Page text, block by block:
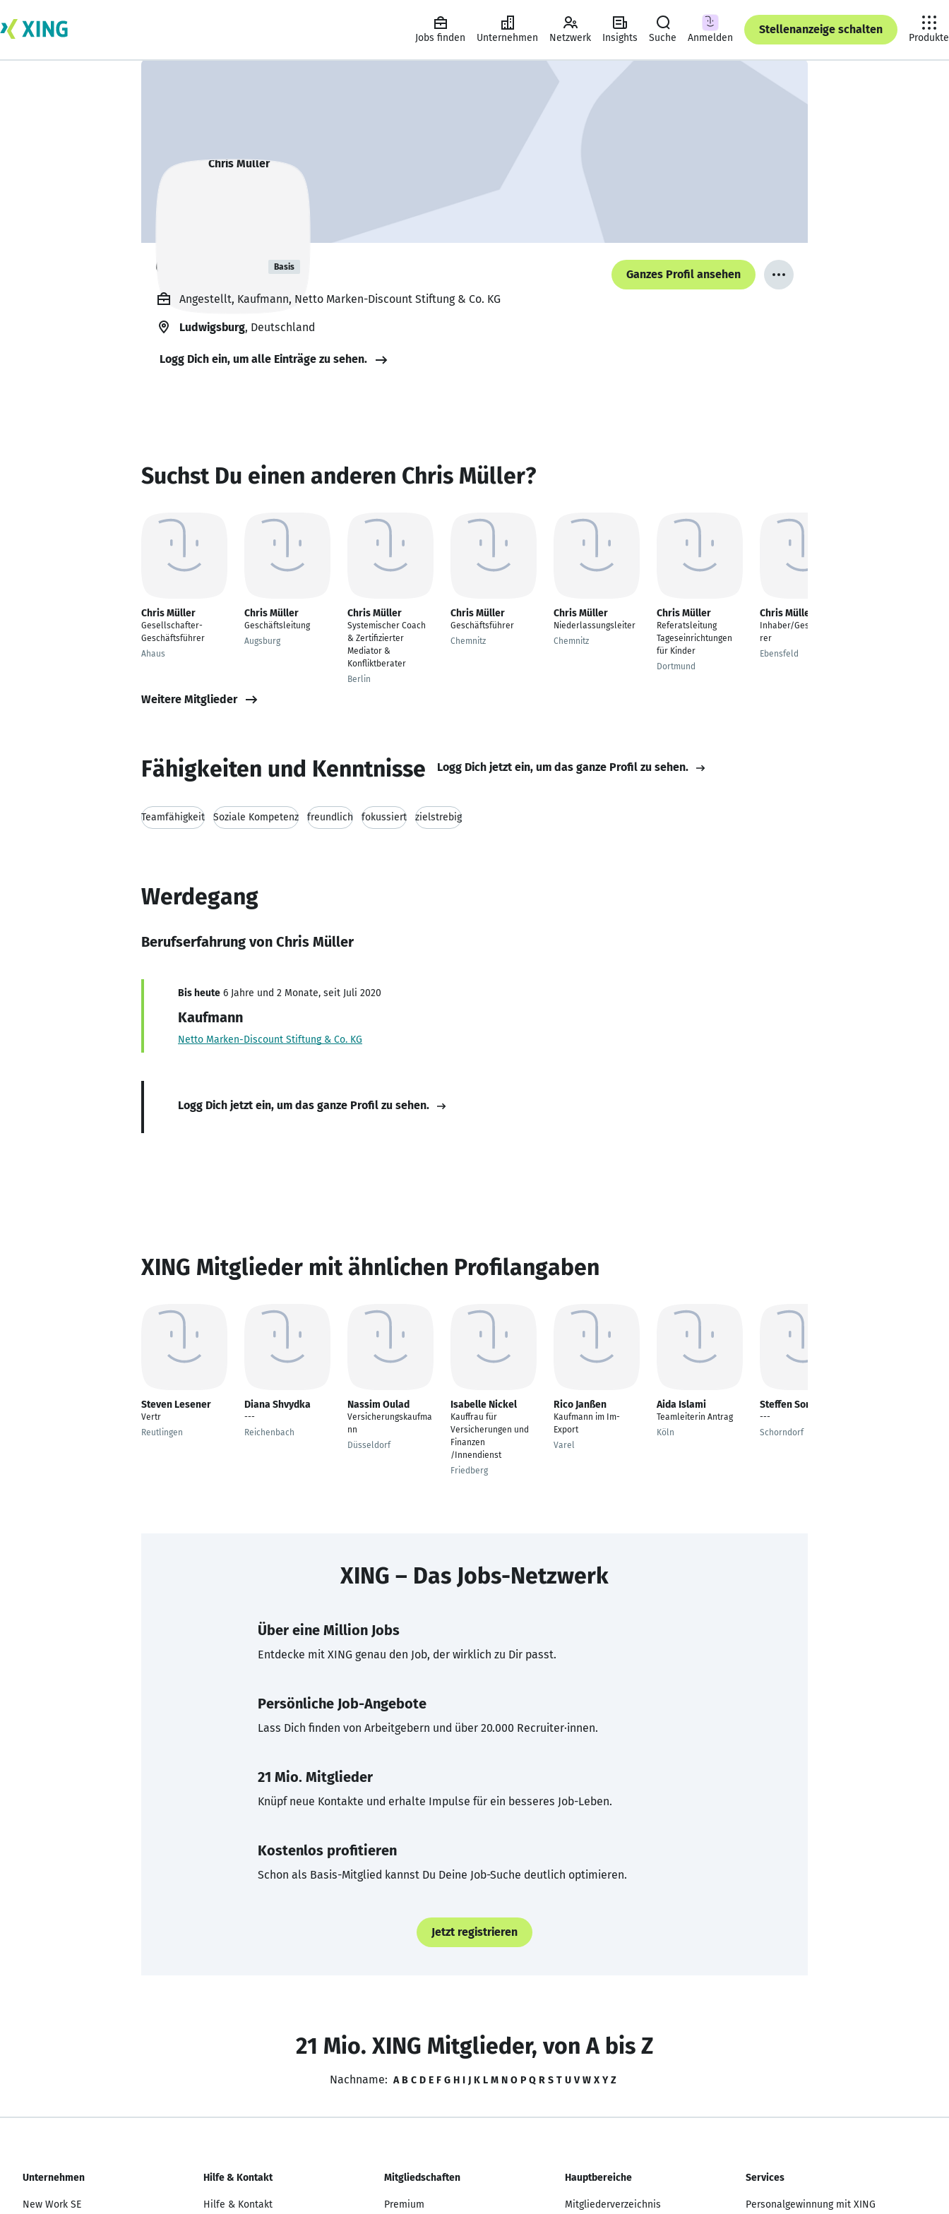
Jobs finden Unternehmen Netzwerk Insights Suche Anmelden
Stellenanzeige schalten
Produkte
Chris Müller Basis
Ganzes Profil ansehen
Angestellt, Kaufmann, Netto Marken-Discount Stiftung & Co. KG
Ludwigsburg, Deutschland
Logg Dich ein, um alle Einträge zu sehen.
Suchst Du einen anderen Chris Müller?
Chris Müller
Gesellschafter-
Geschäftsführer
Ahaus
Chris Müller
Geschäftsleitung
Augsburg
Chris Müller
Systemischer Coach
& Zertifizierter
Mediator &
Konfliktberater
Berlin
Chris Müller
Geschäftsführer
Chemnitz
Chris Müller
Niederlassungsleiter
Chemnitz
Chris Müller
Referatsleitung
Tageseinrichtungen
für Kinder
Dortmund
Chris Müller
Inhaber/Geschäftsfüh
rer
Ebensfeld
Weitere Mitglieder
Fähigkeiten und Kenntnisse Logg Dich jetzt ein, um das ganze Profil zu sehen.
Teamfähigkeit Soziale Kompetenz freundlich fokussiert zielstrebig
Werdegang
Berufserfahrung von Chris Müller
Bis heute 6 Jahre und 2 Monate, seit Juli 2020
Kaufmann
Netto Marken-Discount Stiftung & Co. KG
Logg Dich jetzt ein, um das ganze Profil zu sehen.
XING Mitglieder mit ähnlichen Profilangaben
Steven Lesener
Vertr
Reutlingen
Diana Shvydka
---
Reichenbach
Nassim Oulad
Versicherungskaufma
nn
Düsseldorf
Isabelle Nickel
Kauffrau für
Versicherungen und
Finanzen
/Innendienst
Friedberg
Rico Janßen
Kaufmann im Im-
Export
Varel
Aida Islami
Teamleiterin Antrag
Köln
Steffen Sommer
---
Schorndorf
XING – Das Jobs-Netzwerk
Über eine Million Jobs
Entdecke mit XING genau den Job, der wirklich zu Dir passt.
Persönliche Job-Angebote
Lass Dich finden von Arbeitgebern und über 20.000 Recruiter·innen.
21 Mio. Mitglieder
Knüpf neue Kontakte und erhalte Impulse für ein besseres Job-Leben.
Kostenlos profitieren
Schon als Basis-Mitglied kannst Du Deine Job-Suche deutlich optimieren.
Jetzt registrieren
21 Mio. XING Mitglieder, von A bis Z
Nachname: A B C D E F G H I J K L M N O P Q R S T U V W X Y Z
Unternehmen
New Work SE
Hilfe & Kontakt
Hilfe & Kontakt
Mitgliedschaften
Premium
Hauptbereiche
Mitgliederverzeichnis
Services
Personalgewinnung mit XING